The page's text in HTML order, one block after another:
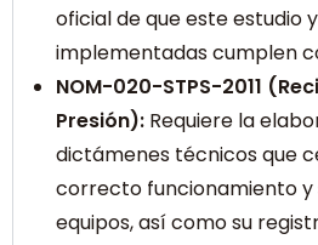
oficial de que este estudio
implementadas cumplen
NOM-020-STPS-2011
Presión): Requiere la
dictámenes técnicos que
correcto funcionamiento y
equipos, así como su